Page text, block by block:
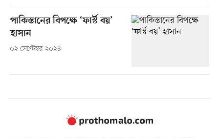
পাকিস্তানের বিপক্ষে ‘ফার্স্ট বয়’
হাসান
০২ সেপ্টেম্বর ২০২৪